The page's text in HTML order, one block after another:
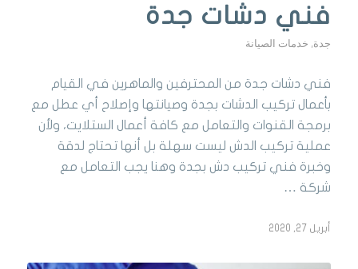
فني دشات جدة
جدة, خدمات الصيانة
فني دشات جدة من المحترفين والماهرين في القيام
بأعمال تركيب الدشات بجدة وصيانتها وإصلاح أي عطل مع
برمجة القنوات والتعامل مع كافة أعمال الستلايت، ولأن
عملية تركيب الدش ليست سهلة بل أنها تحتاج لدقة
وخبرة فني تركيب دش بجدة وهنا يجب التعامل مع
شركة …
أبريل 27, 2020